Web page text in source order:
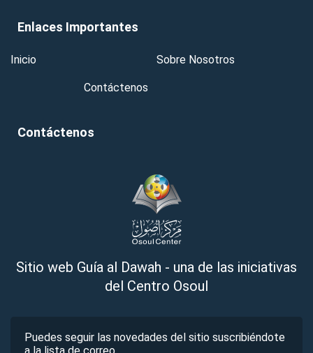
Enlaces Importantes
Inicio Sobre Nosotros
Contáctenos
Contáctenos
Sitio web Guía al Dawah - una de las iniciativas
del Centro Osoul
Puedes seguir las novedades del sitio suscribiéndote